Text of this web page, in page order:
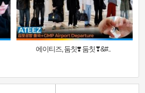
에이티즈, 둠칫❣️ 둠칫❣&#..